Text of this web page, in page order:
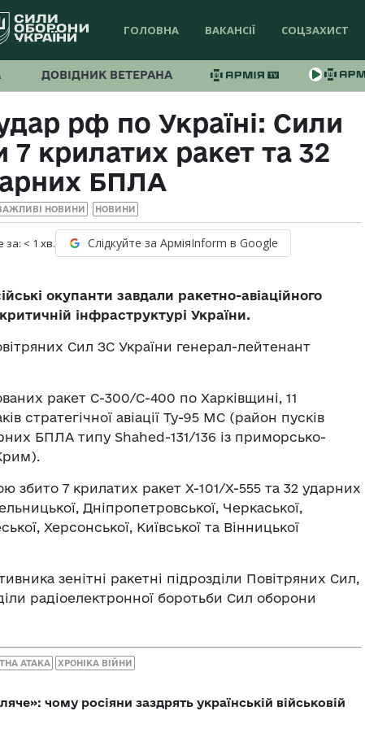
ГОЛОВНА ВАКАНСІЇ СОЦЗАХИСТ
ДОВІДНИК ВЕТЕРАНА
рф по Україні: Сили
крилатих ракет та 32
БПЛА
НОВИНИ НОВИНИ
за: < 1 хв. Слідкуйте за АрміяInform в Google
окупанти завдали ракетно-авіаційного
інфраструктурі України.
Сил ЗС України генерал-лейтенант
ракет С-300/С-400 по Харківщині, 11
стратегічної авіації Ту-95 МС (район пусків
БПЛА типу Shahed-131/136 із приморсько-
збито 7 крилатих ракет Х-101/Х-555 та 32 ударних
Дніпропетровської, Черкаської,
Херсонської, Київської та Вінницької
зенітні ракетні підрозділи Повітряних Сил,
радіоелектронної боротьби Сил оборони
АТАКА ХРОНІКА ВІЙНИ
чому росіяни заздрять українській військовій